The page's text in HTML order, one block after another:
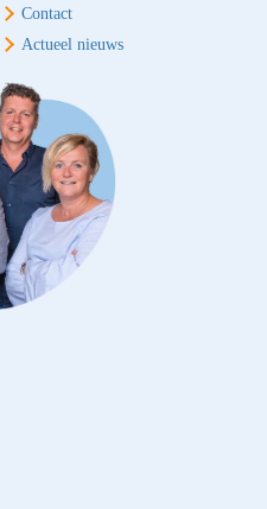
Contact
Actueel nieuws